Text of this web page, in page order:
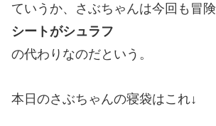
ていうか、さぶちゃんは今回も冒
シートがシュラフ
の代わりなのだという。
本日のさぶちゃんの寝袋はこれ↓